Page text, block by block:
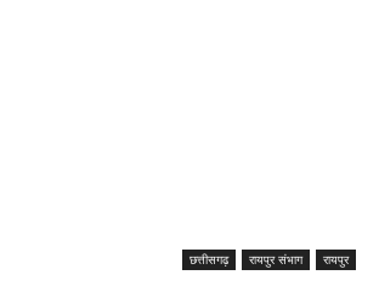
छत्तीसगढ़ रायपुर संभाग रायपुर